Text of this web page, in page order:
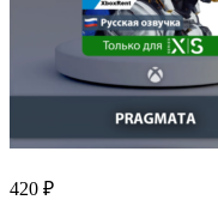
420 ₽